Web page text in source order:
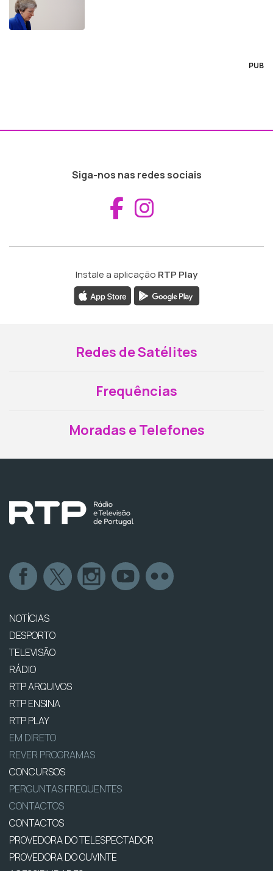
PUB
Siga-nos nas redes sociais
Aceder ao
Instale a aplicação RTP Play
Redes de Satélites
Frequências
Moradas e Telefones
NOTÍCIAS
DESPORTO
TELEVISÃO
RÁDIO
RTP ARQUIVOS
RTP ENSINA
RTP PLAY
EM DIRETO
REVER PROGRAMAS
CONCURSOS
PERGUNTAS FREQUENTES
CONTACTOS
CONTACTOS
PROVEDORA DO TELESPECTADOR
PROVEDORA DO OUVINTE